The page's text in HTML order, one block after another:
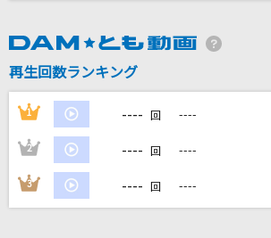
SARM
カラオケ最新情報をチェック！
再生回数ランキング
1 ---- 回 ----
2 ---- 回 ----
3 ---- 回 ----